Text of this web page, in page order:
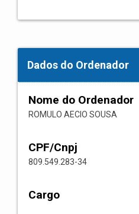
Dados do Ordenador
Nome do Ordenador
ROMULO AECIO SOUSA
CPF/Cnpj
809.549.283-34
Cargo